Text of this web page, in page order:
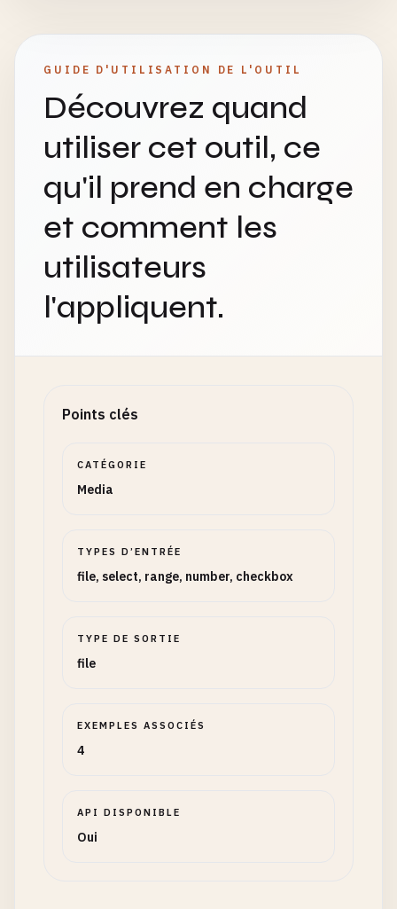
GUIDE D'UTILISATION DE L'OUTIL
Découvrez quand
utiliser cet outil, ce
qu'il prend en charge
et comment les
utilisateurs
l'appliquent.
Points clés
CATÉGORIE
Media
TYPES D’ENTRÉE
file, select, range, number, checkbox
TYPE DE SORTIE
file
EXEMPLES ASSOCIÉS
4
API DISPONIBLE
Oui